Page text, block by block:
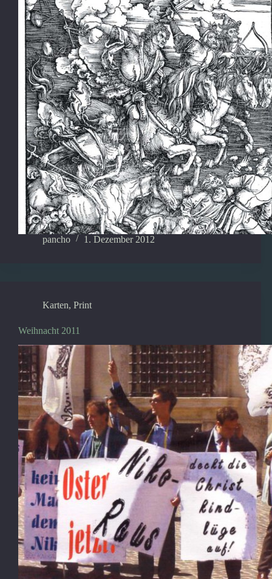
pancho 1. Dezember 2012
Karten, Print
Weihnacht 2011